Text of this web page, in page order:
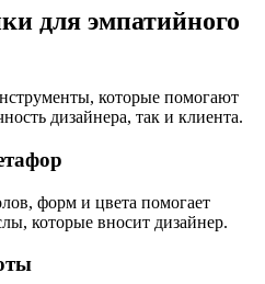
для эмпатийного
которые помогают
дизайнера, так и клиента.
форм и цвета помогает
которые вносит дизайнер.